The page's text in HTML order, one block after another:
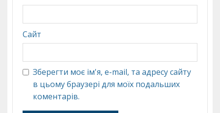
Сайт
Зберегти моє ім'я, e-mail, та адресу сайту
в цьому браузері для моїх подальших
коментарів.